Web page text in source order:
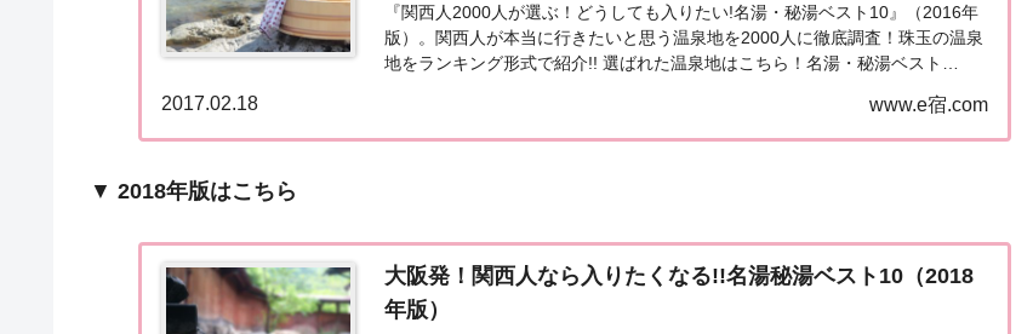
『関西人2000人が選ぶ！どうしても入りたい!名湯・秘湯ベスト10』（2016年
版）。関西人が本当に行きたいと思う温泉地を2000人に徹底調査！珠玉の温泉
地をランキング形式で紹介!! 選ばれた温泉地はこちら！名湯・秘湯ベスト
www.e宿.com
2017.02.18
▼ 2018年版はこちら
大阪発！関西人なら入りたくなる!!名湯秘湯ベスト10（2018
年版）